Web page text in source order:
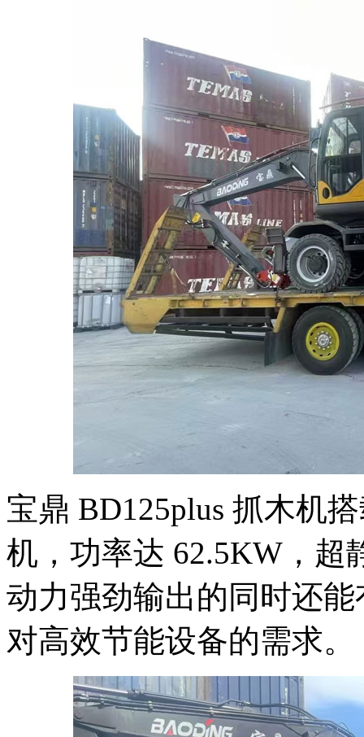
宝鼎 BD125plus 抓木机
机，功率达 62.5KW，超
动力强劲输出的同时还
对高效节能设备的需求。